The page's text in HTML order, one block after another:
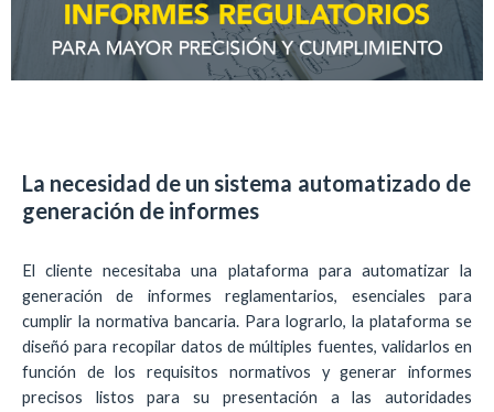
La necesidad de un sistema automatizado de
generación de informes
El cliente necesitaba una plataforma para automatizar la
generación de informes reglamentarios, esenciales para
cumplir la normativa bancaria. Para lograrlo, la plataforma se
diseñó para recopilar datos de múltiples fuentes, validarlos en
función de los requisitos normativos y generar informes
precisos listos para su presentación a las autoridades